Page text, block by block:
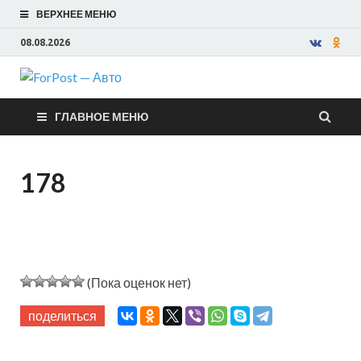
ВЕРХНЕЕ МЕНЮ
08.08.2026
ForPost —
Авто
ГЛАВНОЕ МЕНЮ
178
(Пока оценок нет)
поделиться